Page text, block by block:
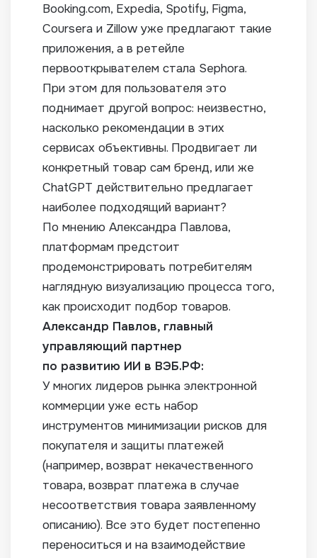
Booking.com, Expedia, Spotify, Figma,
Coursera и Zillow уже предлагают такие
приложения, а в ретейле
первооткрывателем стала Sephora.
При этом для пользователя это
поднимает другой вопрос: неизвестно,
насколько рекомендации в этих
сервисах объективны. Продвигает ли
конкретный товар сам бренд, или же
ChatGPT действительно предлагает
наиболее подходящий вариант?
По мнению Александра Павлова,
платформам предстоит
продемонстрировать потребителям
наглядную визуализацию процесса того,
как происходит подбор товаров.
Александр Павлов, главный
управляющий партнер
по развитию ИИ в ВЭБ.РФ:
У многих лидеров рынка электронной
коммерции уже есть набор
инструментов минимизации рисков для
покупателя и защиты платежей
(например, возврат некачественного
товара, возврат платежа в случае
несоответствия товара заявленному
описанию). Все это будет постепенно
переноситься и на взаимодействие